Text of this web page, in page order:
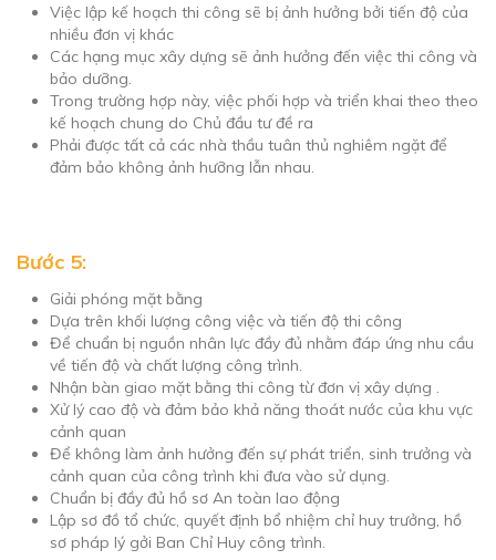
Việc lập kế hoạch thi công sẽ bị ảnh hưởng bởi tiến độ của
nhiều đơn vị khác
Các hạng mục xây dựng sẽ ảnh hưởng đến việc thi công và
bảo dưỡng.
Trong trường hợp này, việc phối hợp và triển khai theo theo
kế hoạch chung do Chủ đầu tư đề ra
Phải được tất cả các nhà thầu tuân thủ nghiêm ngặt để
đảm bảo không ảnh hưỡng lẫn nhau.
Bước 5:
Giải phóng mặt bằng
​Dựa trên khối lượng công việc và tiến độ thi công
Để chuẩn bị nguồn nhân lực đầy đủ nhằm đáp ứng nhu cầu
về tiến độ và chất lượng công trình.
Nhận bàn giao mặt bằng thi công từ đơn vị xây dựng .
Xử lý cao độ và đảm bảo khả năng thoát nước của khu vực
cảnh quan
Để không làm ảnh hưởng đến sự phát triển, sinh trưởng và
cảnh quan của công trình khi đưa vào sử dụng.
Chuẩn bị đầy đủ hồ sơ An toàn lao động
Lập sơ đồ tổ chức, quyết định bổ nhiệm chỉ huy trưởng, hồ
sơ pháp lý gởi Ban Chỉ Huy công trình.